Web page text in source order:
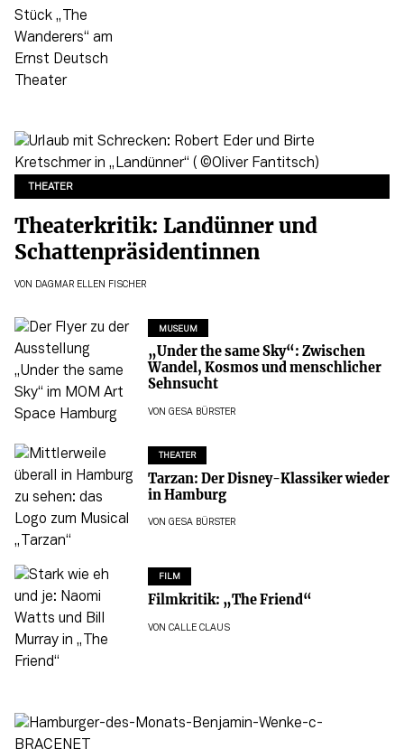
THEATER
Theaterkritik: Landünner und
Schattenpräsidentinnen
VON DAGMAR ELLEN FISCHER
MUSEUM
„Under the same Sky“: Zwischen
Wandel, Kosmos und menschlicher
Sehnsucht
VON GESA BÜRSTER
THEATER
Tarzan: Der Disney-Klassiker wieder
in Hamburg
VON GESA BÜRSTER
FILM
Filmkritik: „The Friend“
VON CALLE CLAUS